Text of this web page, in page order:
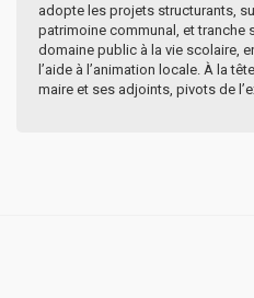
adopte les projets structurants,
patrimoine communal, et tranche
domaine public à la vie scolaire,
l’aide à l’animation locale. À la
maire et ses adjoints, pivots de